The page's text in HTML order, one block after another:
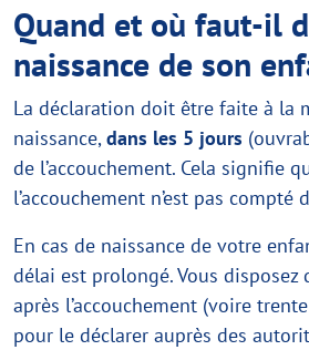
Quand et où faut-il
naissance de son
La déclaration doit être faite à la
naissance,dans les 5 jours
de l’accouchement. Cela signifie
l’accouchement n’est pas compté
En cas de naissance de votre
délai est prolongé. Vous disposez
après l’accouchement (voire
pour le déclarer auprès des